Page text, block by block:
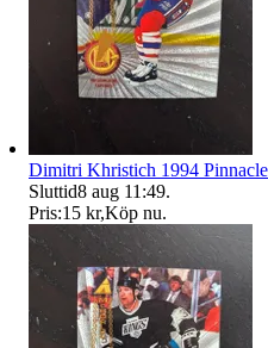
Dimitri Khristich 1994
Sluttid8 aug 11:49.
Pris:15 kr,Köp nu.